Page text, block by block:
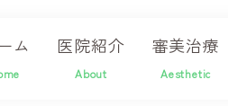
ム 医院紹介
About
審美治療
Aesthetic